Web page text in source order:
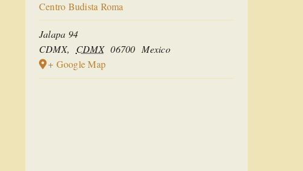
Centro Budista Roma
Jalapa 94
CDMX, CDMX 06700 Mexico
+ Google Map